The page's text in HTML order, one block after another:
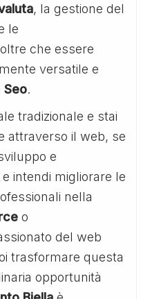
, la gestione del
le
che essere
versatile e
Seo.
tradizionale e stai
attraverso il web, se
e
e intendi migliorare le
nella
o
del web
trasformare questa
opportunità